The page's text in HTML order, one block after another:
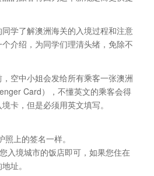
学了解澳洲海关的入境过程和注意
介绍，为同学们理清头绪，免除不
空中小姐会发给所有乘客一张澳洲
Card），不懂英文的乘客会得
卡，但是必须用英文填写。
上的签名一样。
入境城市的饭店即可，如果您住在
址。